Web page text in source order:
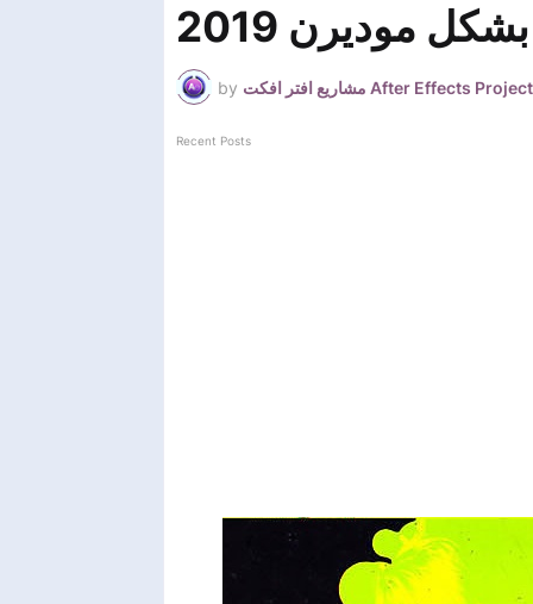
موديرن 2019
by مشاريع افتر افكت After Effects Project
Recent Posts